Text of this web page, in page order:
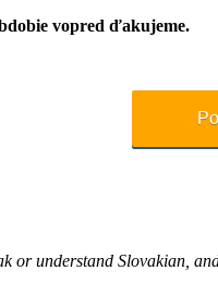
vopred ďakujeme.
or understand Slovakian,